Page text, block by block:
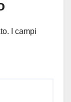
I campi